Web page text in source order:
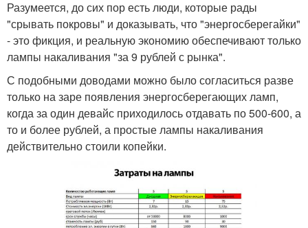
Разумеется, до сих пор есть люди, которые рады
"срывать покровы" и доказывать, что "энергосберегайки"
- это фикция, и реальную экономию обеспечивают только
лампы накаливания "за 9 рублей с рынка".
С подобными доводами можно было согласиться разве
только на заре появления энергосберегающих ламп,
когда за один девайс приходилось отдавать по 500-600, а
то и более рублей, а простые лампы накаливания
действительно стоили копейки.